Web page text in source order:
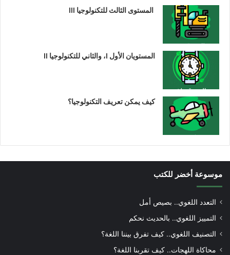
المستوى الثالث للتكنولوجيا III
المستويان الأول I، والثاني للتكنولوجيا II
كيف يمكن تعريف التكنولوجيا؟
موسوعة أخضر للكتب
التعدد اللغوي.. بصيص أمل
التمييز اللغوي.. بالحديث نحكم
التصنيف اللغوي.. كيف تفرق بيننا اللغة؟
محاكاة اللهجات.. كيف تقربنا اللغة؟